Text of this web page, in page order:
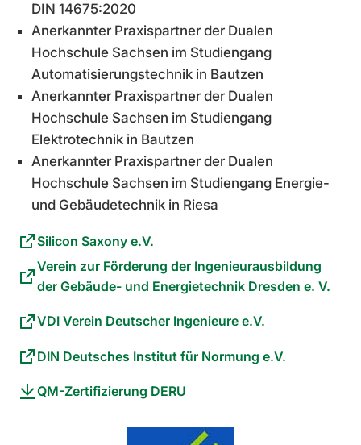
DIN 14675:2020
Anerkannter Praxispartner der Dualen
Hochschule Sachsen im Studiengang
Automatisierungstechnik in Bautzen
Anerkannter Praxispartner der Dualen
Hochschule Sachsen im Studiengang
Elektrotechnik in Bautzen
Anerkannter Praxispartner der Dualen
Hochschule Sachsen im Studiengang Energie-
und Gebäudetechnik in Riesa
Silicon Saxony e.V.
Verein zur Förderung der Ingenieurausbildung
der Gebäude- und Energietechnik Dresden e. V.
VDI Verein Deutscher Ingenieure e.V.
DIN Deutsches Institut für Normung e.V.
QM-Zertifizierung DERU